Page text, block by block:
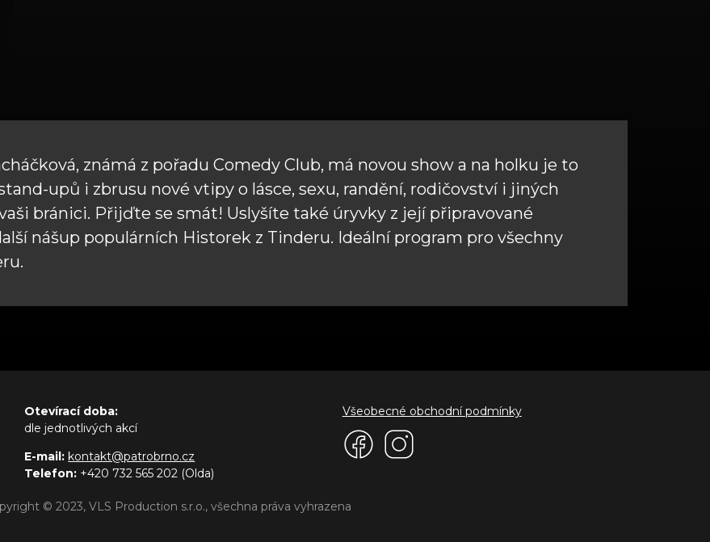
známá z pořadu Comedy Club, má novou show a na holku je to
upů i zbrusu nové vtipy o lásce, sexu, randění, rodičovství i jiných
bránici. Přijďte se smát! Uslyšíte také úryvky z její připravované
nášup populárních Historek z Tinderu. Ideální program pro všechny
Otevírací doba:
dle jednotlivých akcí
E-mail: kontakt@patrobrno.cz
Telefon: +420 732 565 202 (Olda)
Všeobecné obchodní podmínky
© 2023, VLS Production s.r.o., všechna práva vyhrazena